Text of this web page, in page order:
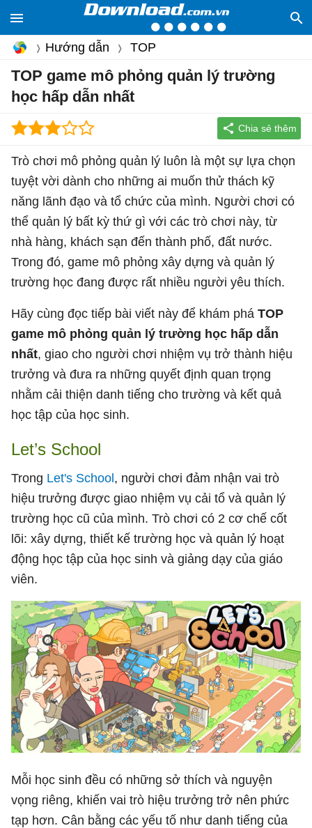
Hướng dẫn TOP
TOP game mô phỏng quản lý trường
học hấp dẫn nhất
Trò chơi mô phỏng quản lý luôn là một sự lựa chọn
tuyệt vời dành cho những ai muốn thử thách kỹ
năng lãnh đạo và tổ chức của mình. Người chơi có
thể quản lý bất kỳ thứ gì với các trò chơi này, từ
nhà hàng, khách sạn đến thành phố, đất nước.
Trong đó, game mô phỏng xây dựng và quản lý
trường học đang được rất nhiều người yêu thích.
Hãy cùng đọc tiếp bài viết này để khám phá TOP
game mô phỏng quản lý trường học hấp dẫn
nhất, giao cho người chơi nhiệm vụ trở thành hiệu
trưởng và đưa ra những quyết định quan trọng
nhằm cải thiện danh tiếng cho trường và kết quả
học tập của học sinh.
Let’s School
Trong Let's School, người chơi đảm nhận vai trò
hiệu trưởng được giao nhiệm vụ cải tổ và quản lý
trường học cũ của mình. Trò chơi có 2 cơ chế cốt
lõi: xây dựng, thiết kế trường học và quản lý hoạt
động học tập của học sinh và giảng dạy của giáo
viên.
Mỗi học sinh đều có những sở thích và nguyện
vọng riêng, khiến vai trò hiệu trưởng trở nên phức
tạp hơn. Cân bằng các yếu tố như danh tiếng của